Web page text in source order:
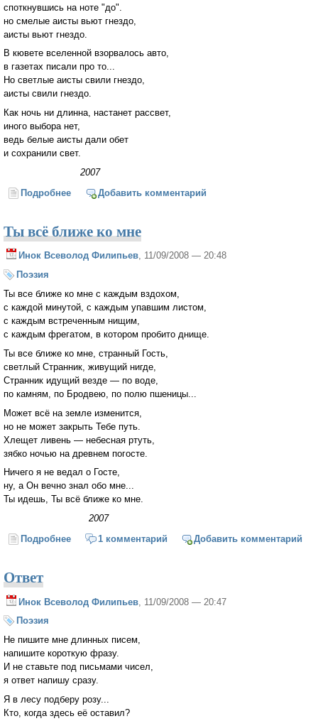
споткнувшись на ноте "до".
но смелые аисты вьют гнездо,
аисты вьют гнездо.
В кювете вселенной взорвалось авто,
в газетах писали про то...
Но светлые аисты свили гнездо,
аисты свили гнездо.
Как ночь ни длинна, настанет рассвет,
иного выбора нет,
ведь белые аисты дали обет
и сохранили свет.
2007
Подробнее о АистыДобавить комментарий
Ты всё ближе ко мне
Инок Всеволод Филипьев, 11/09/2008 — 20:48
Поэзия
Ты все ближе ко мне с каждым вздохом,
с каждой минутой, с каждым упавшим листом,
с каждым встреченным нищим,
с каждым фрегатом, в котором пробито днище.
Ты все ближе ко мне, странный Гость,
светлый Странник, живущий нигде,
Странник идущий везде — по воде,
по камням, по Бродвею, по полю пшеницы...
Может всё на земле изменится,
но не может закрыть Тебе путь.
Хлещет ливень — небесная ртуть,
зябко ночью на древнем погосте.
Ничего я не ведал о Госте,
ну, а Он вечно знал обо мне...
Ты идешь, Ты всё ближе ко мне.
2007
Подробнее о Ты всё ближе ко мне
1 комментарий Добавить комментарий
Ответ
Инок Всеволод Филипьев , 11/09/2008 — 20:47
Поэзия
Не пишите мне длинных писем,
напишите короткую фразу.
И не ставьте под письмами чисел,
я ответ напишу сразу.
Я в лесу подберу розу...
Кто, когда здесь её оставил?